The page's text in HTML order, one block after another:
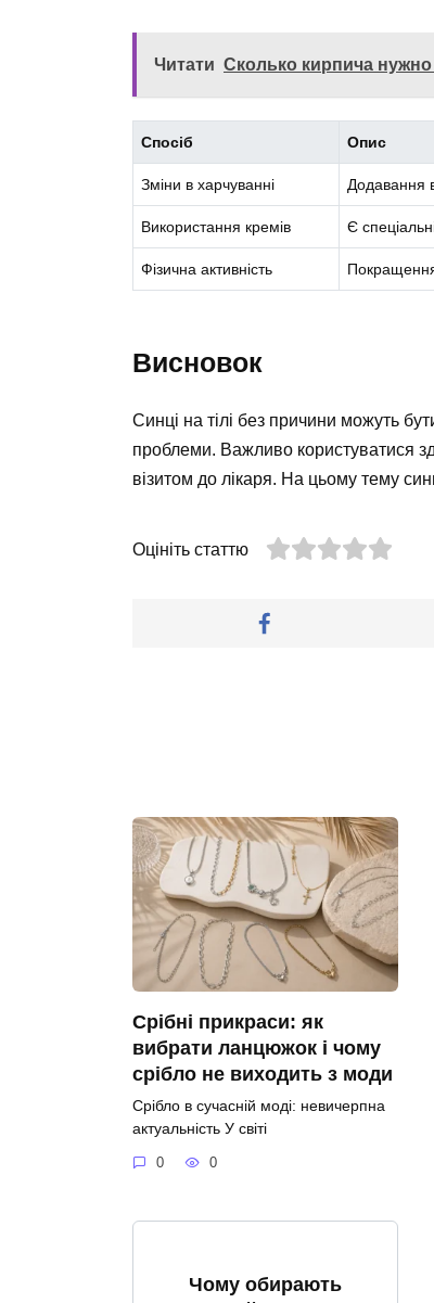
Читати Сколько кирпича
Спосіб Опис
Зміни в харчуванні Додавання
Використання кремів Є
Фізична активність
Висновок
Синці на тілі без причини можуть
проблеми. Важливо користуватися
візитом до лікаря. На цьому тему
Оцініть статтю
Срібні прикраси: як
вибрати ланцюжок і чому
срібло не виходить з моди
Срібло в сучасній моді: невичерпна
актуальність У світі
0 0
Чому обирають